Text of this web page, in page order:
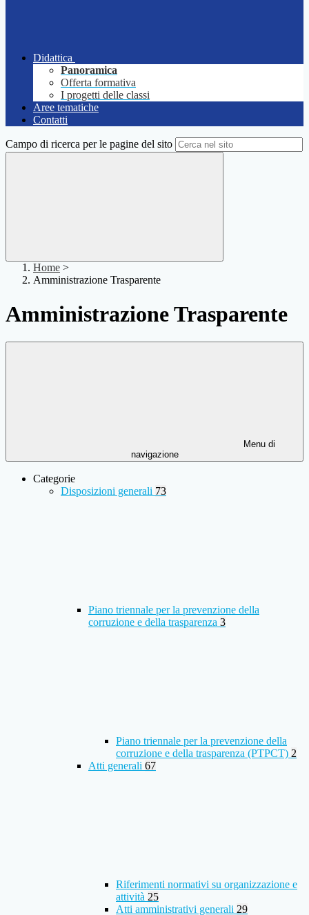
Didattica
Panoramica
Offerta formativa
I progetti delle classi
Aree tematiche
Contatti
Campo di ricerca per le pagine del sito
Home >
Amministrazione Trasparente
Amministrazione Trasparente
Menu di
navigazione
Categorie
Disposizioni generali 73
Piano triennale per la prevenzione della
corruzione e della trasparenza 3
Piano triennale per la prevenzione della
corruzione e della trasparenza (PTPCT) 2
Atti generali 67
Riferimenti normativi su organizzazione e
attività 25
Atti amministrativi generali 29